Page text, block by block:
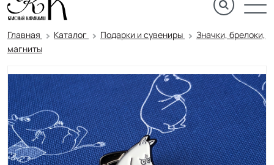
Главная Каталог Подарки и сувениры
Значки, брелоки,
магниты